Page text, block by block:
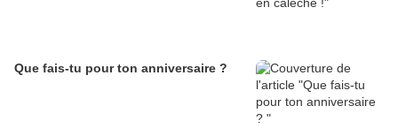
Que fais-tu pour ton anniversaire ?